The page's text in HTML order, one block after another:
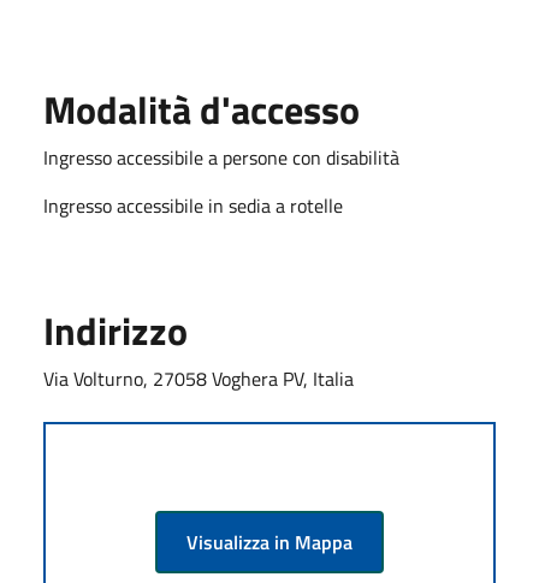
Modalità d'accesso
Ingresso accessibile a persone con disabilità
Ingresso accessibile in sedia a rotelle
Indirizzo
Via Volturno, 27058 Voghera PV, Italia
Visualizza in Mappa